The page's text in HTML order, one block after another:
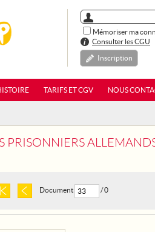
Mémoriser ma
Consulter les CGU
Inscription
TARIFS ET CGV NOUS
PRISONNIERS
Document / 0